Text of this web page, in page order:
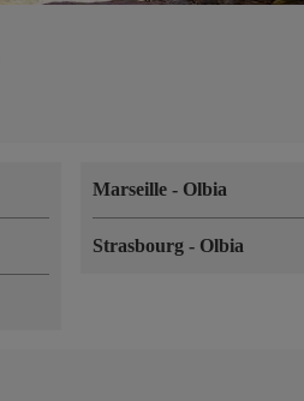
Marseille- Olbia
Strasbourg- Olbia